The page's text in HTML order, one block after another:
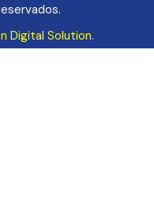
Digital Solution.